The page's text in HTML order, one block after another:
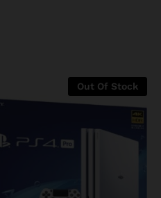
Out Of Stock